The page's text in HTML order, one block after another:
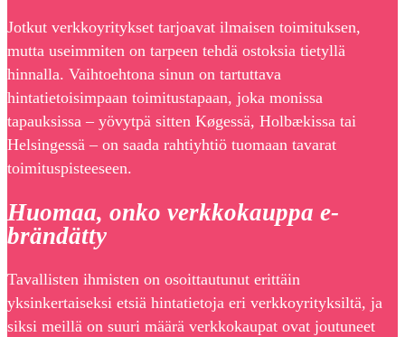
Jotkut verkkoyritykset tarjoavat ilmaisen toimituksen,
mutta useimmiten on tarpeen tehdä ostoksia tietyllä
hinnalla. Vaihtoehtona sinun on tartuttava
hintatietoisimpaan toimitustapaan, joka monissa
tapauksissa – yövytpä sitten Køgessä, Holbækissa tai
Helsingessä – on saada rahtiyhtiö tuomaan tavarat
toimituspisteeseen.
Huomaa, onko verkkokauppa e-
brändätty
Tavallisten ihmisten on osoittautunut erittäin
yksinkertaiseksi etsiä hintatietoja eri verkkoyrityksiltä, ja
siksi meillä on suuri määrä verkkokaupat ovat joutuneet